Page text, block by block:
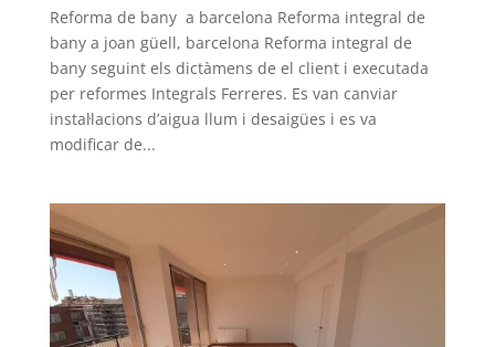
Reforma de bany a barcelona Reforma integral de
bany a joan güell, barcelona Reforma integral de
bany seguint els dictàmens de el client i executada
per reformes Integrals Ferreres. Es van canviar
instal·lacions d’aigua llum i desaigües i es va
modificar de...